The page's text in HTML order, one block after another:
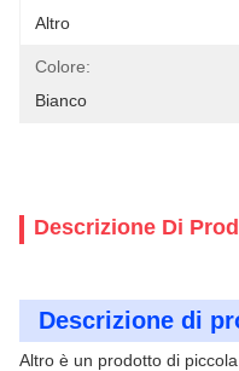
Altro
Colore:
Bianco
Descrizione Di
Descrizione di
Altro è un prodotto di